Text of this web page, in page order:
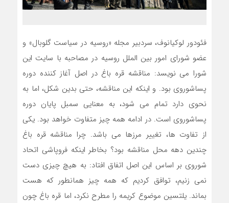
فئودور لوکیانوف، سردبیر مجله «روسیه در سیاست گلوبال» و
عضو شورای امور بین الملل روسیه در مصاحبه با سایت این
شورا می نویسد: مناقشه قره باغ در اصل آغاز کننده دوره
پساشوروی بود. و اینکه این مناقشه، حتی بدین شکل، اما به
نحوی دارد تمام می شود، به معنایی سمبل پایان دوره
پساشوروی است. در ادامه همه چیز متفاوت خواهد بود. یکی
از تفاوت ها، تغییر مرزها می باشد. چرا مناقشه قره باغ
چندین دهه محل مناقشه بود؟ بخاطر اینکه فروپاشی اتحاد
شوروی بر اساس این اصل اتفاق افتاد: به هیچ چیزی دست
نمی زنیم، توافق کردیم که همه چیز همانطور که هست
بماند. یلتسین موضوع کریمه را مطرح نکرد، اما قره باغ چون